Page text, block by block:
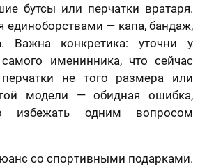
бутсы или перчатки вратаря.
единоборствами — капа, бандаж,
Важна конкретика: уточни у
именинника, что сейчас
не того размера или
модели — обидная ошибка,
избежать одним вопросом
со спортивными подарками.